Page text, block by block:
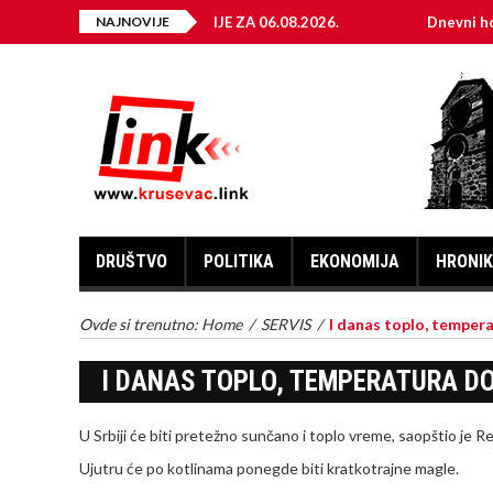
NAJNOVIJE
ELEKTRIČNE ENERGIJE ZA 06.08.2026. Dnevni horoskop
DRUŠTVO POLITIKA EKONOMIJA
Ovde si trenutno: Home / SERVIS / I danas toplo,
I DANAS TOPLO, TEMPERATURA
U Srbiji će biti pretežno sunčano i toplo vreme, saopštio je
Ujutru će po kotlinama ponegde biti kratkotrajne magle.